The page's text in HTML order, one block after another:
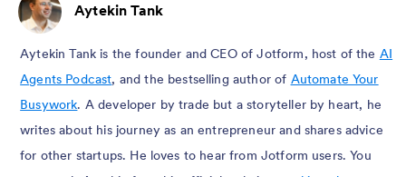
Aytekin Tank
Aytekin Tank is the founder and CEO of Jotform, host of the AI
Agents Podcast, and the bestselling author of Automate Your
Busywork. A developer by trade but a storyteller by heart, he
writes about his journey as an entrepreneur and shares advice
for other startups. He loves to hear from Jotform users. You